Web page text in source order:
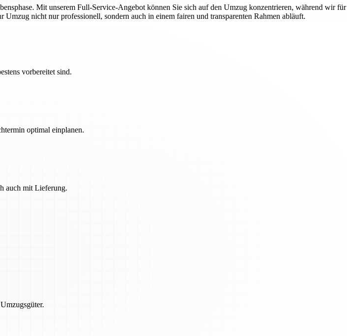
Mit unserem Full-Service-Angebot können Sie sich auf den Umzug konzentrieren, während wir für
nicht nur professionell, sondern auch in einem fairen und transparenten Rahmen abläuft.
vorbereitet sind.
optimal einplanen.
auch mit Lieferung.